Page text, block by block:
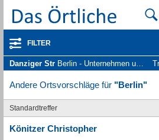
FILTER
Danziger Str Berlin - Unternehmen und Personen
Andere Ortsvorschläge für "Berlin"
Standardtreffer
Könitzer Christopher